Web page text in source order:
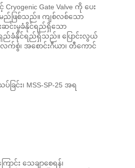
Gate Valve ကို ပေး
မည်ဖြစ်သည်။ ကျစ်လစ်သော
းဆင်းမှုခံနိုင်ရည်ရှိသော
ရှည်ခံနိုင်ရည်ရှိသည်။ ပြောင်းလွယ်
က်စွဲ၊ အစောင်းဂီယာ၊ တီကောင်
ခြင်း၊ MSS-SP-25 အရ
ောင်း သေချာစေရန်၊